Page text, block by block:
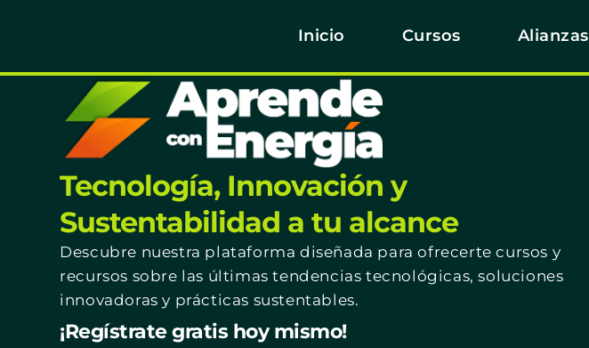
Inicio Cursos Alianzas
Tecnología, Innovación y
Sustentabilidad a tu alcance
Descubre nuestra plataforma diseñada para ofrecerte cursos y
recursos sobre las últimas tendencias tecnológicas, soluciones
innovadoras y prácticas sustentables.
¡Regístrate gratis hoy mismo!